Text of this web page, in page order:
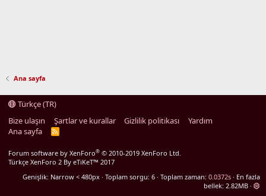
Ana sayfa
Türkçe (TR)
Bize ulaşın
Şartlar ve kurallar Gizlilik politikası
Yardım
Ana sayfa
R
Forum software by XenForo® © 2010-2019 XenForo Ltd.
Türkçe XenForo 2 By eTiKeT™ 2017
Genişlik
Toplam sorgu 6 Toplam zaman 0.0372s
En fazla
bellek 2.82MB